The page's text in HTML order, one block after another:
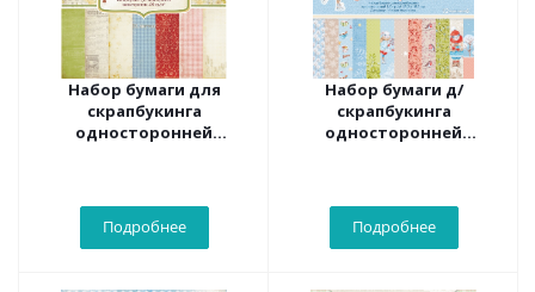
Набор бумаги для
скрапбукинга
односторонней
Подробнее
Набор бумаги д/
скрапбукинга
односторонней
Подробнее